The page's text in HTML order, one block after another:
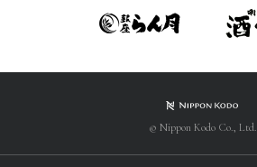
© Nippon Kodo Co., Ltd.